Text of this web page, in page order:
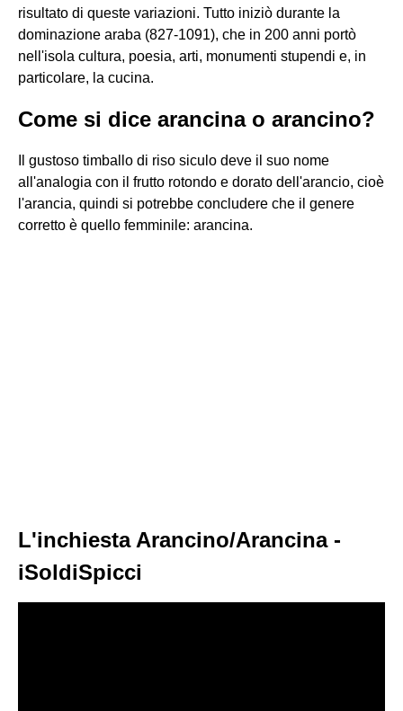
risultato di queste variazioni. Tutto iniziò durante la
dominazione araba (827-1091), che in 200 anni portò
nell'isola cultura, poesia, arti, monumenti stupendi e, in
particolare, la cucina.
Come si dice arancina o arancino?
Il gustoso timballo di riso siculo deve il suo nome
all'analogia con il frutto rotondo e dorato dell'arancio, cioè
l'arancia, quindi si potrebbe concludere che il genere
corretto è quello femminile: arancina.
L'inchiesta Arancino/Arancina -
iSoldiSpicci